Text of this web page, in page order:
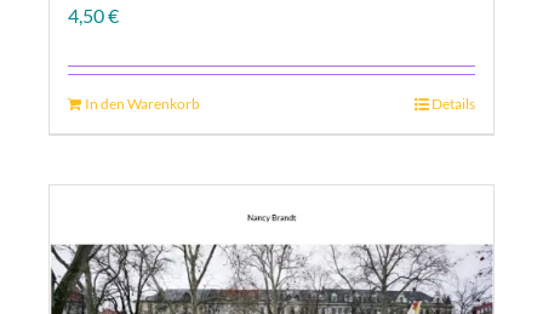
4,50€
In den Warenkorb Details